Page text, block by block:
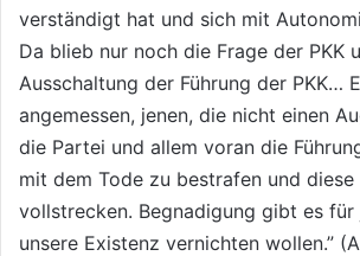
verständigt hat und sich mit
Da blieb nur noch die Frage der PKK
Ausschaltung der Führung der PKK…
angemessen, jenen, die nicht einen
die Partei und allem voran die
mit dem Tode zu bestrafen und diese
vollstrecken. Begnadigung gibt es für
unsere Existenz vernichten wollen.”